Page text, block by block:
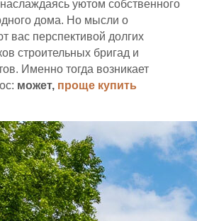
уютом собственного
дома. Но мысли о
вас перспективой долгих
строительных бригад и
Именно тогда возникает
может, проще купить